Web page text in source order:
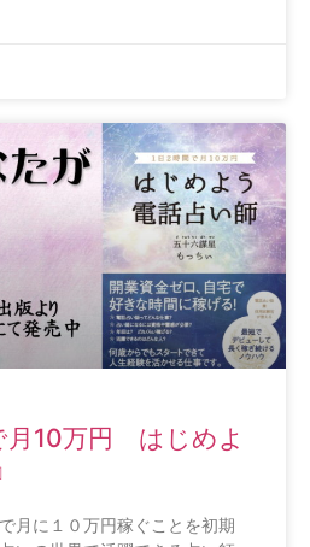
月10万円 はじめよ
月に１０万円稼ぐことを初期